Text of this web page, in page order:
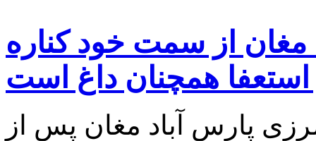
مغان از سمت خود کناره
استعفا همچنان داغ است
پارس آباد مغان پس از